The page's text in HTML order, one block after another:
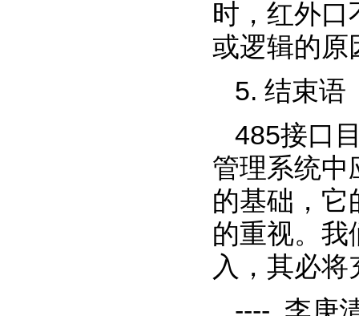
时，红外口
或逻辑的原
5. 结束语
485接口
管理系统中
的基础，它
的重视。我
入，其必